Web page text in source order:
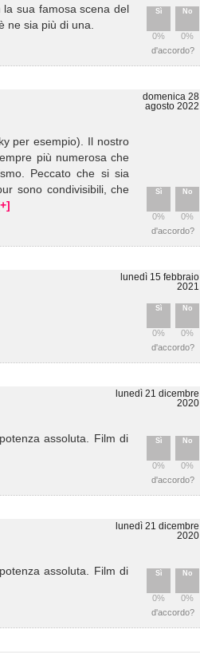
Sì
0%
No
0%
sua famosa scena del
ne sia più di una.
d'accordo?
domenica 28
agosto 2022
Sì
0%
No
0%
per esempio). Il nostro
più numerosa che
Peccato che si sia
sono condivisibili, che
d'accordo?
lunedì 15 febbraio
2021
Sì
0%
No
0%
d'accordo?
lunedì 21 dicembre
2020
Sì
0%
No
0%
assoluta. Film di
d'accordo?
lunedì 21 dicembre
2020
Sì
0%
No
0%
assoluta. Film di
d'accordo?